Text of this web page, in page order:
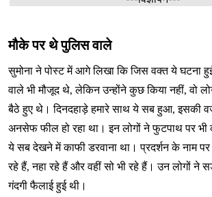
मौके पर थे पुलिस वाले
सुमोना ने पोस्ट में आगे लिखा कि जिस वक्त ये घटना
वाले भी मौजूद थे, लेकिन उन्होंने कुछ किया नहीं, वो
बैठे हुए थे। दिनदहाड़े हमारे साथ ये सब हुआ, इसकी
अनसेफ फील हो रहा था। इन लोगों ने फुटपाथ पर भी
ये सब देखने में काफी डरवाना था। प्रदर्शन के नाम
रहे हैं, नहा रहे हैं और वहीं सो भी रहे हैं। उन लोगों ने
गंदगी फैलाई हुई थी।